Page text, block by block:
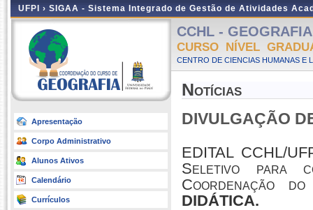
UFPI › SIGAA - Sistema Integrado de Gestão de Atividades
Apresentação
Corpo Administrativo
Alunos Ativos
Calendário
Currículos
CCHL -
CURSO NÍVEL
CENTRO DE CIENCIAS HUMANAS E
Notícias
DIVULGAÇÃO
EDITAL CCHL/
Seletivo para
Coordenação
DIDÁTICA.